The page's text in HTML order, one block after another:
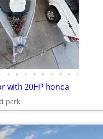
• • • • • • • • •
with 20HP honda
park